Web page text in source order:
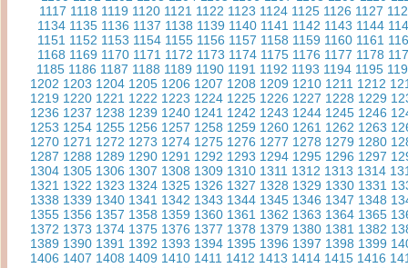
1117 1118 1119 1120 1121 1122 1123 1124 1125 1126 1127
1134 1135 1136 1137 1138 1139 1140 1141 1142 1143 1144
1151 1152 1153 1154 1155 1156 1157 1158 1159 1160 1161
1168 1169 1170 1171 1172 1173 1174 1175 1176 1177 1178
1185 1186 1187 1188 1189 1190 1191 1192 1193 1194 1195
1202 1203 1204 1205 1206 1207 1208 1209 1210 1211 1212
1219 1220 1221 1222 1223 1224 1225 1226 1227 1228 1229
1236 1237 1238 1239 1240 1241 1242 1243 1244 1245 1246
1253 1254 1255 1256 1257 1258 1259 1260 1261 1262 1263
1270 1271 1272 1273 1274 1275 1276 1277 1278 1279 1280
1287 1288 1289 1290 1291 1292 1293 1294 1295 1296 1297
1304 1305 1306 1307 1308 1309 1310 1311 1312 1313 1314
1321 1322 1323 1324 1325 1326 1327 1328 1329 1330 1331
1338 1339 1340 1341 1342 1343 1344 1345 1346 1347 1348
1355 1356 1357 1358 1359 1360 1361 1362 1363 1364 1365
1372 1373 1374 1375 1376 1377 1378 1379 1380 1381 1382
1389 1390 1391 1392 1393 1394 1395 1396 1397 1398 1399
1406 1407 1408 1409 1410 1411 1412 1413 1414 1415 1416